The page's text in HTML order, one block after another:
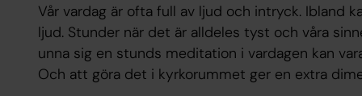
Vår vardag är ofta full av ljud och intryck. Ibland
ljud. Stunder när det är alldeles tyst och våra
unna sig en stunds meditation i vardagen kan
Och att göra det i kyrkorummet ger en extra